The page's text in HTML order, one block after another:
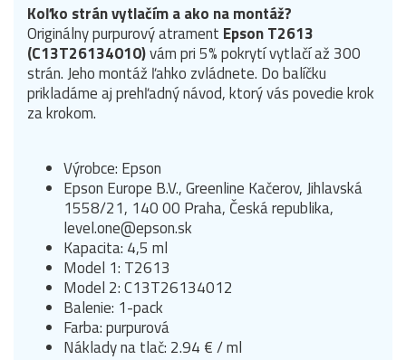
Koľko strán vytlačím a ako na montáž?
Originálny purpurový atrament Epson T2613
(C13T26134010)vám pri 5% pokrytí vytlačí až 300
strán. Jeho montáž ľahko zvládnete. Do balíčku
prikladáme aj prehľadný návod, ktorý vás povedie krok
za krokom.
Výrobce: Epson
Epson Europe B.V., Greenline Kačerov, Jihlavská
1558/21, 140 00 Praha, Česká republika,
level.one@epson.sk
Kapacita: 4,5 ml
Model 1: T2613
Model 2: C13T26134012
Balenie: 1-pack
Farba: purpurová
Náklady na tlač: 2.94 € / ml